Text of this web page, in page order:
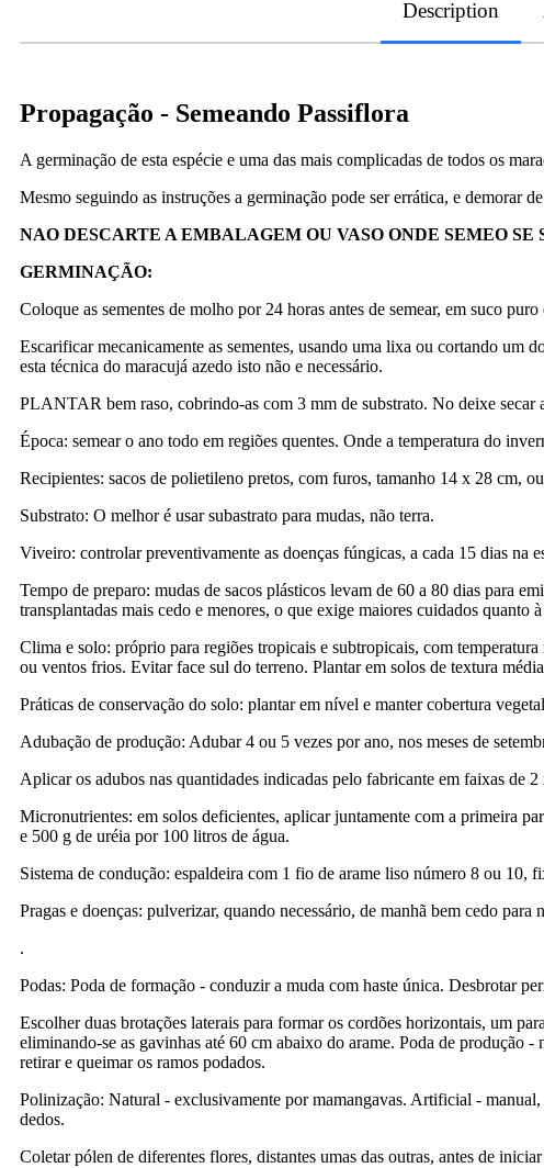
Description
Propagação - Semeando Passiflora
A germinação de esta espécie e uma das mais complicadas de todos os
Mesmo seguindo as instruções a germinação pode ser errática, e demorar
NAO DESCARTE A EMBALAGEM OU VASO ONDE SEMEO
GERMINAÇÃO:
Coloque as sementes de molho por 24 horas antes de semear, em suco
Escarificar mecanicamente as sementes, usando uma lixa ou cortando um
esta técnica do maracujá azedo isto não e necessário.
PLANTAR bem raso, cobrindo-as com 3 mm de substrato. No deixe secar
Época: semear o ano todo em regiões quentes. Onde a temperatura do
Recipientes: sacos de polietileno pretos, com furos, tamanho 14 x 28 cm,
Substrato: O melhor é usar subastrato para mudas, não terra.
Viveiro: controlar preventivamente as doenças fúngicas, a cada 15 dias na
Tempo de preparo: mudas de sacos plásticos levam de 60 a 80 dias para
transplantadas mais cedo e menores, o que exige maiores cuidados quanto
Clima e solo: próprio para regiões tropicais e subtropicais, com
ou ventos frios. Evitar face sul do terreno. Plantar em solos de textura
Práticas de conservação do solo: plantar em nível e manter cobertura
Adubação de produção: Adubar 4 ou 5 vezes por ano, nos meses de
Aplicar os adubos nas quantidades indicadas pelo fabricante em faixas de
Micronutrientes: em solos deficientes, aplicar juntamente com a primeira
e 500 g de uréia por 100 litros de água.
Sistema de condução: espaldeira com 1 fio de arame liso número 8 ou 10,
Pragas e doenças: pulverizar, quando necessário, de manhã bem cedo para
.
Podas: Poda de formação - conduzir a muda com haste única. Desbrotar
Escolher duas brotações laterais para formar os cordões horizontais, um
eliminando-se as gavinhas até 60 cm abaixo do arame. Poda de
retirar e queimar os ramos podados.
Polinização: Natural - exclusivamente por mamangavas. Artificial -
dedos.
Coletar pólen de diferentes flores, distantes umas das outras, antes de